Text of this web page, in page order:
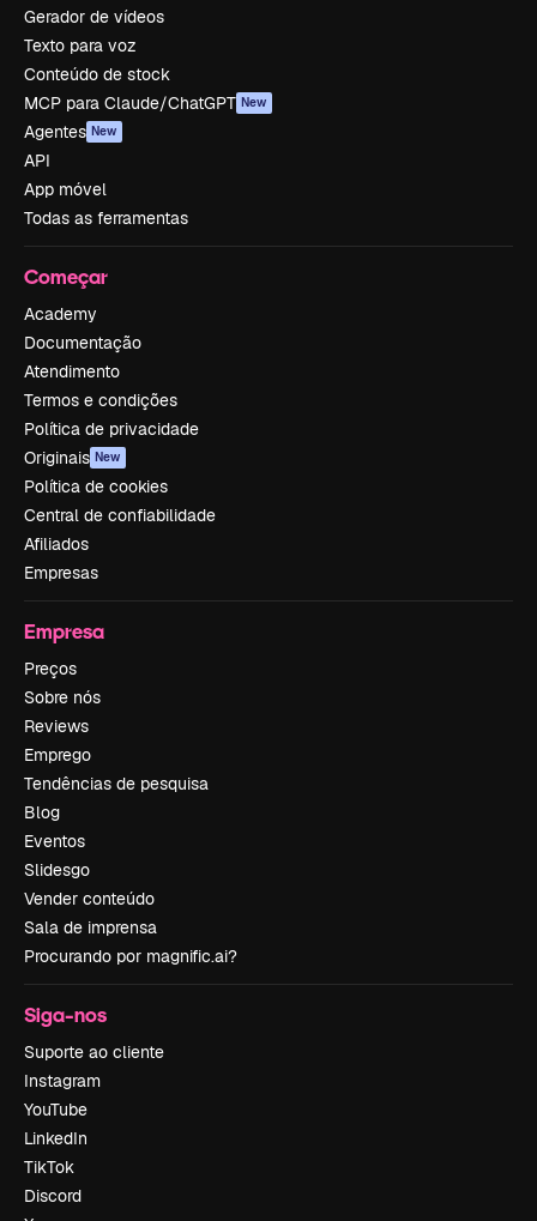
Gerador de vídeos
Texto para voz
Conteúdo de stock
MCP para Claude/ChatGPT New
Agentes New
API
App móvel
Todas as ferramentas
Começar
Academy
Documentação
Atendimento
Termos e condições
Política de privacidade
Originais New
Política de cookies
Central de confiabilidade
Afiliados
Empresas
Empresa
Preços
Sobre nós
Reviews
Emprego
Tendências de pesquisa
Blog
Eventos
Slidesgo
Vender conteúdo
Sala de imprensa
Procurando por magnific.ai?
Siga-nos
Suporte ao cliente
Instagram
YouTube
LinkedIn
TikTok
Discord